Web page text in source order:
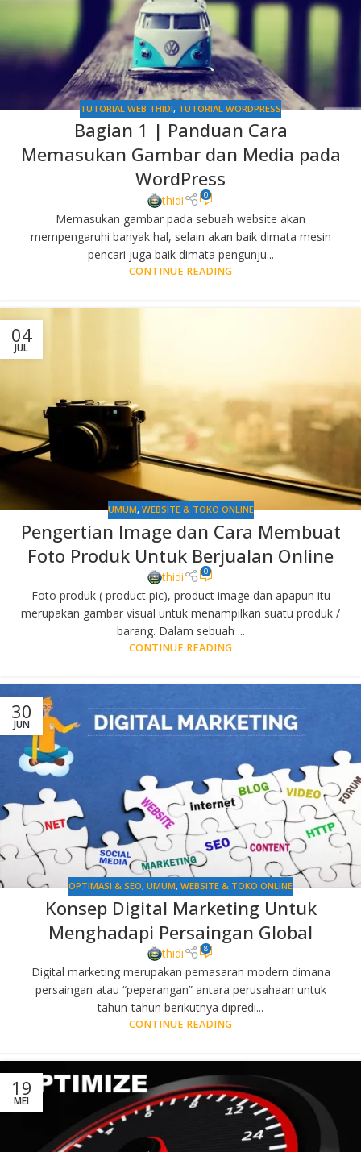
TUTORIAL WEB THIDI, TUTORIAL WORDPRESS
Bagian 1 | Panduan Cara
Memasukan Gambar dan Media pada
WordPress
thidi 0
Memasukan gambar pada sebuah website akan
mempengaruhi banyak hal, selain akan baik dimata mesin
pencari juga baik dimata pengunju...
CONTINUE READING
04
JUL
UMUM, WEBSITE & TOKO ONLINE
Pengertian Image dan Cara Membuat
Foto Produk Untuk Berjualan Online
thidi 0
Foto produk ( product pic), product image dan apapun itu
merupakan gambar visual untuk menampilkan suatu produk /
barang. Dalam sebuah ...
CONTINUE READING
30
JUN
OPTIMASI & SEO, UMUM, WEBSITE & TOKO ONLINE
Konsep Digital Marketing Untuk
Menghadapi Persaingan Global
thidi 8
Digital marketing merupakan pemasaran modern dimana
persaingan atau “peperangan” antara perusahaan untuk
tahun-tahun berikutnya dipredi...
CONTINUE READING
19
MEI